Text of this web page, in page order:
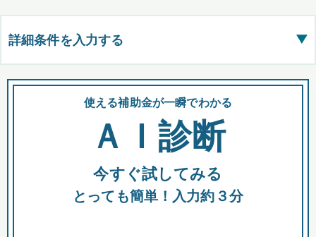
詳細条件を入力する ▶
都道府県
全国の検索結果を含めて表示
助成金 融資 出資
使える補助金が一瞬でわかる
ＡＩ診断
今すぐ試してみる
とっても簡単！入力約３分